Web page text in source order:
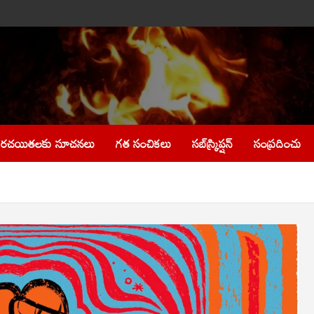
రచయితలకు సూచనలు గత సంచికలు సబ్‌స్క్రిప్షన్ సంప్రదించు